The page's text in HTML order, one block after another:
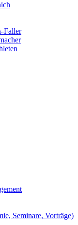
Faller
Seminare, Vorträge)